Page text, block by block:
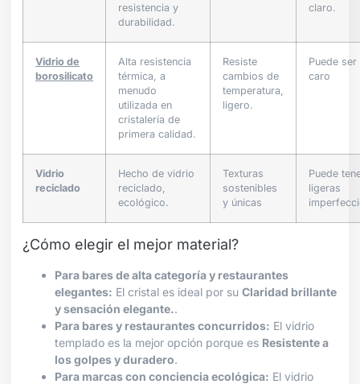
resistencia y
durabilidad.
claro.
Vidrio de
borosilicato
Alta resistencia
térmica, a
menudo
utilizada en
cristalería de
primera calidad.
Resiste
cambios de
temperatura,
ligero.
Puede ser
caro
Vidrio
reciclado
Hecho de vidrio
reciclado,
ecológico.
Texturas
sostenibles
y únicas
Puede
ligeras
¿Cómo elegir el mejor material?
Para bares de alta categoría y restaurantes
elegantes: El cristal es ideal por su Claridad brillante
y sensación elegante..
Para bares y restaurantes concurridos: El vidrio
templado es la mejor opción porque es Resistente a
los golpes y duradero.
Para marcas con conciencia ecológica: El vidrio